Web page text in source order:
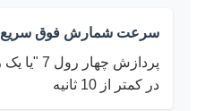
سرعت شمارش فوق سریع
در کمتر از 10 ثانیه